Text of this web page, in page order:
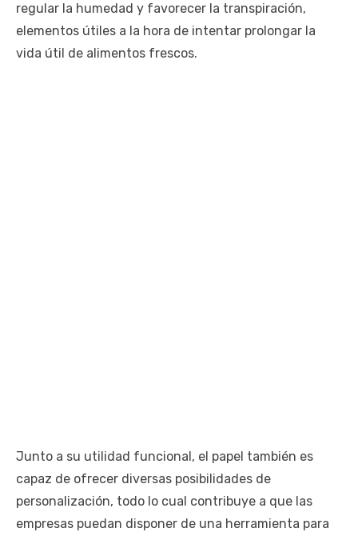
regular la humedad y favorecer la transpiración,
elementos útiles a la hora de intentar prolongar la
vida útil de alimentos frescos.
Junto a su utilidad funcional, el papel también es
capaz de ofrecer diversas posibilidades de
personalización, todo lo cual contribuye a que las
empresas puedan disponer de una herramienta para